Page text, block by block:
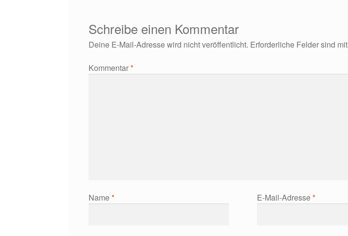
Schreibe einen Kommentar
Deine E-Mail-Adresse wird nicht veröffentlicht. Erforderliche Felder sind mit
Kommentar*
Name* E-Mail-Adresse*